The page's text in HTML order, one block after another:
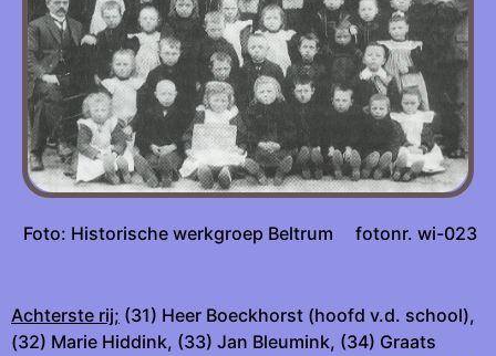
Foto: Historische werkgroep Beltrum fotonr. wi-023
Achterste rij; (31) Heer Boeckhorst (hoofd v.d. school),
(32) Marie Hiddink, (33) Jan Bleumink, (34) Graats